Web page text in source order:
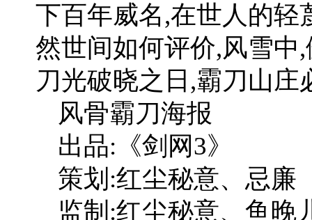
下百年威名,在世人的轻
然世间如何评价,风雪中
刀光破晓之日,霸刀山
风骨霸刀海报
出品:《剑网3》
策划:红尘秘意、忌廉
监制:红尘秘意、鱼晚